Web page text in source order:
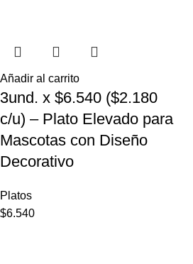
Añadir al carrito
3und. x $6.540 ($2.180
c/u) – Plato Elevado para
Mascotas con Diseño
Decorativo
Platos
$6.540